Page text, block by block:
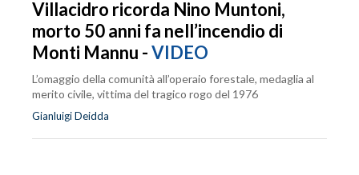
Villacidro ricorda Nino Muntoni,
morto 50 anni fa nell’incendio di
Monti Mannu -VIDEO
L’omaggio della comunità all’operaio forestale, medaglia al
merito civile, vittima del tragico rogo del 1976
Gianluigi Deidda